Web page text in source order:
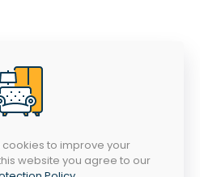
cookies to improve your
website you agree to our